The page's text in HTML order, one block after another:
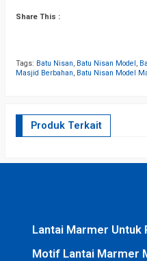
Share This :
Tags: Batu Nisan, Batu Nisan Model ,
Masjid Berbahan, Batu Nisan Model
Produk Terkait
Lantai Marmer Untuk
Motif Lantai Marmer